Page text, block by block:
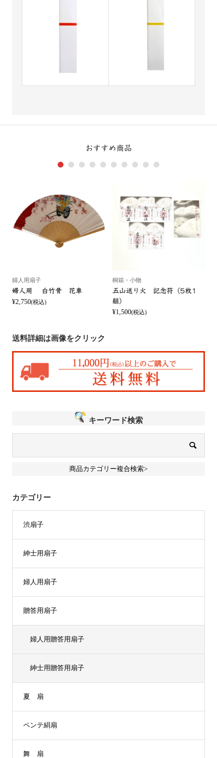
おすすめ商品
婦人用扇子
婦人用 白竹骨 花車
¥2,750(税込)
桐箱・小物
五山送り火 記念符（5枚1
組）
¥1,500(税込)
1 2 3 4 5 6 7 8 9 10
送料詳細は画像をクリック
キーワード検索
商品カテゴリー複合検索>
カテゴリー
渋扇子
紳士用扇子
婦人用扇子
贈答用扇子
婦人用贈答用扇子
紳士用贈答用扇子
夏 扇
ペンテ絹扇
舞 扇